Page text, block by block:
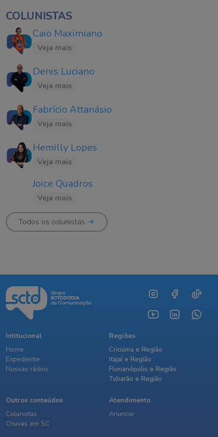
COLUNISTAS
Caio Maximiano
Veja mais
Denis Luciano
Veja mais
Fabrício Attanásio
Veja mais
Hemilly Lopes
Veja mais
Joice Quadros
Veja mais
Todos os colunistas
Intitucional
Home
Expediente
Nossas rádios
Regiões
Criciúma e Região
Itajaí e Região
Florianópolis e Região
Tubarão e Região
Outros conteúdos
Colunistas
Chuvas em SC
Atendimento
Anuncie